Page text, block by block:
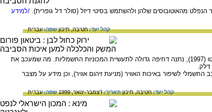
מהאוטובוסים שלהן ולהשתמש בסיטי דיזל (סולר דל גופרית). /למידע
קהל יעד:חטיבה,תיכוןשפה:עברית
ההכרה בצורך הכלל-עולמי להפחית את כמויות הפחמן דו-חמצני הנפלטות לאטמוספרה, כפי שנוסחה באמנת קיוטו (1997), נתנה דחיפה גדולה לתעשיית המכוניות החשמליות. מה שמעכב את
דלק.
לשיפור באיכות האוויר (מניעת זיהום אוויר), וכן מידע על מצבר
קהל יעד:חטיבה,תיכוןתאריך:דצמבר-ינואר, 1999 שפה:עברית